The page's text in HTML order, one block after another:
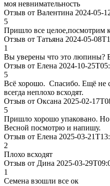
моя невнимательность
Отзыв от Валентина 2024-05-
5
Пришло все целое,посмотрим
Отзыв от Татьяна 2024-05-
1
Вы уверены что это люпины?
Отзыв от Елена 2024-10-
5
Всё хорошо. Спасибо. Ещё не
всегда неплохо всходят.
Отзыв от Оксана 2025-02-
5
Пришло хорошо упаковано. Но
Весной посмотрю и напишу.
Отзыв от Елена 2025-03-
2
Плохо всходят
Отзыв от Дина 2025-03-
1
Семена взошли все ок